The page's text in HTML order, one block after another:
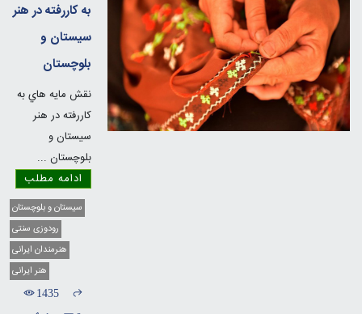
به کاررفته در هنر
سيستان و
بلوچستان
نقش مايه هاي به
کاررفته در هنر
سيستان و
بلوچستان...
ادامه مطلب
سیستان و بلوچستان
رودوزی سنتی
هنرمندان ایرانی
هنر ایرانی
1435